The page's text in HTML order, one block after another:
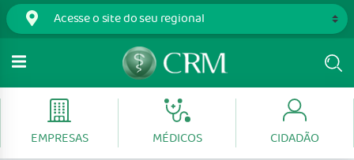
EMPRESAS MÉDICOS CIDADÃO